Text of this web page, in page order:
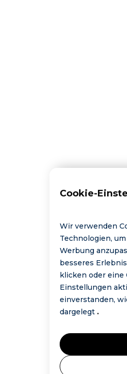
Cookie-
Wir verwenden
Technologien,
Werbung
besseres
klicken oder eine
Einstellungen
einverstanden,
dargelegt .